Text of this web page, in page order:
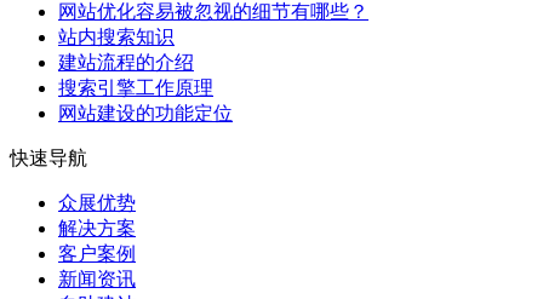
网站优化容易被忽视的细节有哪些？
站内搜索知识
建站流程的介绍
搜索引擎工作原理
网站建设的功能定位
快速导航
众展优势
解决方案
客户案例
新闻资讯